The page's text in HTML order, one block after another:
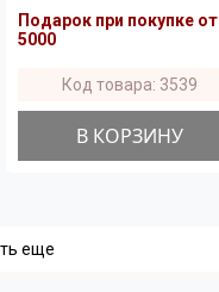
Подарок при покупке от
5000
Код товара: 3539
В КОРЗИНУ
еще